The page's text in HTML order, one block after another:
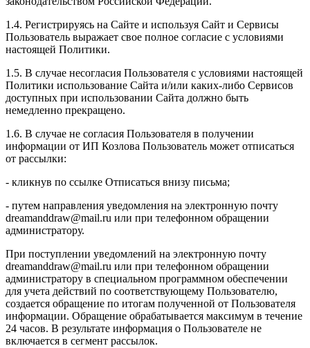
1.4. Регистрируясь на Сайте и используя Сайт и Сервисы
Пользователь выражает свое полное согласие с условиями
настоящей Политики.
1.5. В случае несогласия Пользователя с условиями настоящей
Политики использование Сайта и/или каких-либо Сервисов
доступных при использовании Сайта должно быть
немедленно прекращено.
1.6. В случае не согласия Пользователя в получении
информации от ИП Козлова Пользователь может отписаться
от рассылки:
- кликнув по ссылке Отписаться внизу письма;
- путем направления уведомления на электронную почту
dreamanddraw@mail.ru или при телефонном обращении
администратору.
При поступлении уведомлений на электронную почту
dreamanddraw@mail.ru или при телефонном обращении
администратору в специальном программном обеспечении
для учета действий по соответствующему Пользователю,
создается обращение по итогам полученной от Пользователя
информации. Обращение обрабатывается максимум в течение
24 часов. В результате информация о Пользователе не
включается в сегмент рассылок.